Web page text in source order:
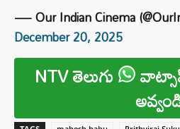
— Our Indian Cinema
December 20, 2025
NTV తెలుగు